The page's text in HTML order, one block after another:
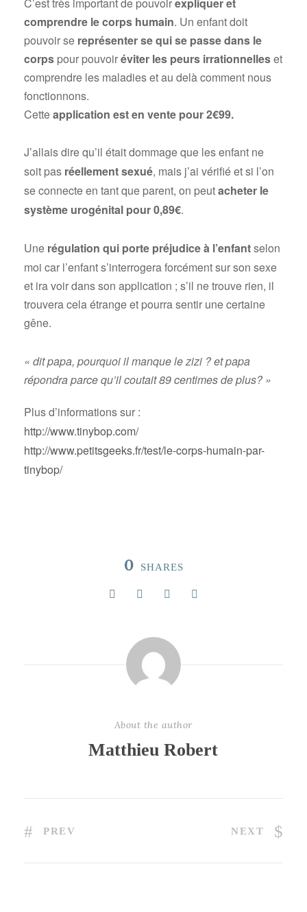
comprendre le corps humain. Un enfant doit
pouvoir se représenter se qui se passe dans le
corps pour pouvoiréviter les peurs irrationnelleset
comprendre les maladies et au delà comment nous
fonctionnons.
Cetteapplication est en vente pour 2€99.
J’allais dire qu’il était dommage que les enfant ne
soit pas réellement sexué, mais j’ai vérifié et si l’on
se connecte en tant que parent, on peutacheter le
système urogénital pour 0,89€.
Une régulation qui porte préjudice à l’enfantselon
moi car l’enfant s’interrogeraforcémentsur son sexe
et ira voir dans son application ; s’il ne trouve rien, il
trouvera cela étrange et pourra sentir une certaine
gêne.
« dit papa, pourquoi il manque le zizi ?et papa
répondra parce qu’il coutait 89 centimes de plus? »
Plus d’informations sur :
http://www.tinybop.com/
http://www.petitsgeeks.fr/test/le-corps-humain-par-
tinybop/
0 SHARES
About the author
Matthieu Robert
PREV NEXT